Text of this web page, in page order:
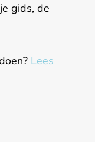
gids, de
Lees